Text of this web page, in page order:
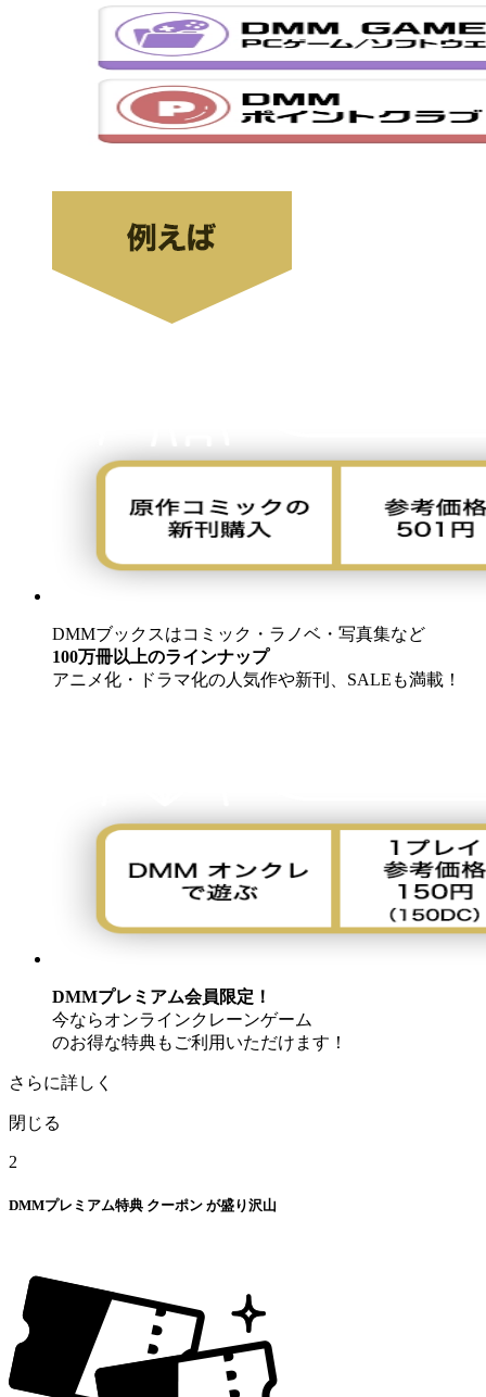
DMMブックスはコミック・ラノベ・写真集など
100万冊以上のラインナップ
アニメ化・ドラマ化の人気作や新刊、SALEも満載！
DMMプレミアム会員限定！
今ならオンラインクレーンゲーム
のお得な特典もご利用いただけます！
さらに詳しく
閉じる
2
DMMプレミアム特典 クーポン が盛り沢山